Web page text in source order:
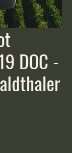
DOC -